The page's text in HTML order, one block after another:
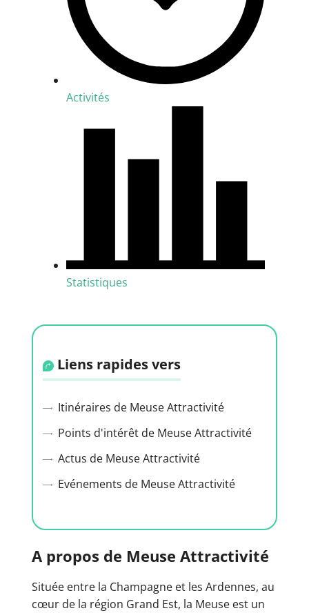
Activités
Statistiques
Liens rapides vers
Itinéraires de Meuse Attractivité
Points d'intérêt de Meuse Attractivité
Actus de Meuse Attractivité
Evénements de Meuse Attractivité
A propos de Meuse Attractivité
Située entre la Champagne et les Ardennes, au
cœur de la région Grand Est, la Meuse est un